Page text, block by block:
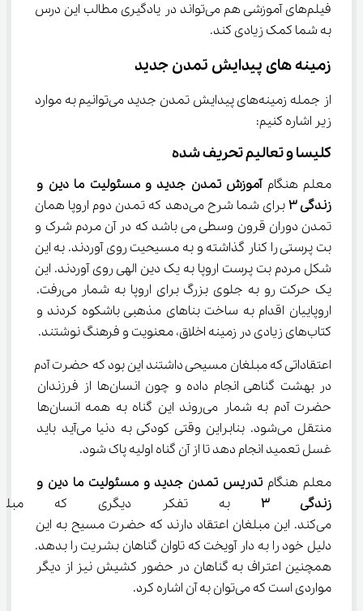
فیلم‌های آموزشی هم می‌تواند در یادگیری مطالب این درس
به شما کمک زیادی کند.
زمینه ‌های پیدایش تمدن جدید
از جمله زمینه‌های پیدایش تمدن جدید می‌توانیم به موارد
زیر اشاره کنیم:
کلیسا و تعالیم تحریف شده
معلم هنگام آموزش تمدن جدید و مسئولیت ما دین و
زندگی ۳
برای شما شرح می‌دهد که تمدن دوم اروپا همان
تمدن دوران قرون وسطی می باشد که در آن مردم شرک و
بت پرستی را کنار گذاشته و به مسیحیت روی آوردند. به این
شکل مردم بت پرست اروپا به یک دین الهی روی آوردند. این
یک حرکت رو به جلوی بزرگ برای اروپا به شمار می‌رفت.
اروپاییان اقدام به ساخت بناهای مذهبی باشکوه کردند و
کتاب‌های زیادی در زمینه اخلاق، معنویت و فرهنگ نوشتند.
اعتقاداتی که مبلغان مسیحی داشتند این بود که حضرت آدم
در بهشت گناهی انجام داده و چون انسان‌ها از فرزندان
حضرت آدم به شمار می‌روند این گناه به همه انسان‌ها
منتقل می‌شود. بنابراین وقتی کودکی به دنیا می‌آید باید
غسل تعمید انجام دهد تا از آن گناه اولیه پاک شود.
معلم هنگام تدریس تمدن جدید و مسئولیت ما دین و
زندگی ۳ به تفکر دیگری که
می‌کند. این مبلغان اعتقاد دارند که حضرت مسیح به این
دلیل خود را به دار آویخت که تاوان گناهان بشریت را بدهد.
همچنین اعتراف به گناهان در حضور کشیش نیز از دیگر
مواردی است که می‌توان به آن اشاره کرد.